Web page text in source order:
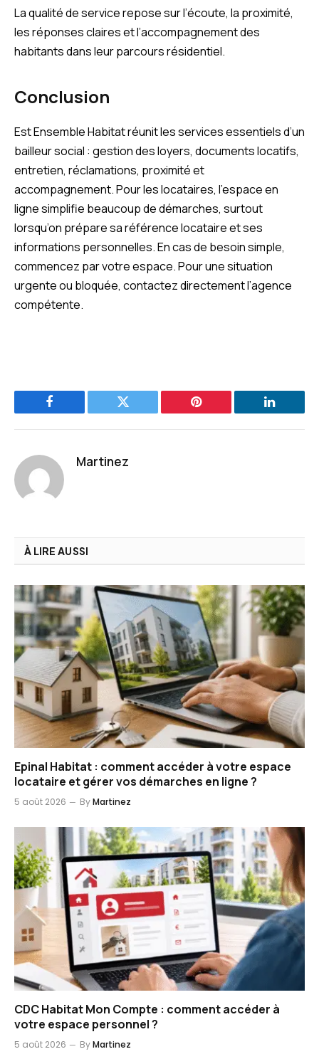
La qualité de service repose sur l’écoute, la proximité,
les réponses claires et l’accompagnement des
habitants dans leur parcours résidentiel.
Conclusion
Est Ensemble Habitat réunit les services essentiels d’un
bailleur social : gestion des loyers, documents locatifs,
entretien, réclamations, proximité et
accompagnement. Pour les locataires, l’espace en
ligne simplifie beaucoup de démarches, surtout
lorsqu’on prépare sa référence locataire et ses
informations personnelles. En cas de besoin simple,
commencez par votre espace. Pour une situation
urgente ou bloquée, contactez directement l’agence
compétente.
Facebook Twitter Pinterest LinkedIn
Martinez
À LIRE AUSSI
Epinal Habitat : comment accéder à votre espace
locataire et gérer vos démarches en ligne ?
5 août 2026 ByMartinez
CDC Habitat Mon Compte : comment accéder à
votre espace personnel ?
5 août 2026 ByMartinez